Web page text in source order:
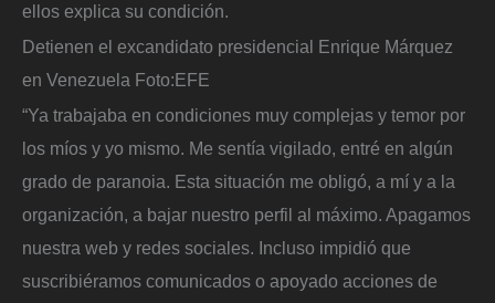
ellos explica su condición.
Detienen el excandidato presidencial Enrique Márquez
en Venezuela Foto:EFE
“Ya trabajaba en condiciones muy complejas y temor por
los míos y yo mismo. Me sentía vigilado, entré en algún
grado de paranoia. Esta situación me obligó, a mí y a la
organización, a bajar nuestro perfil al máximo. Apagamos
nuestra web y redes sociales. Incluso impidió que
suscribiéramos comunicados o apoyado acciones de